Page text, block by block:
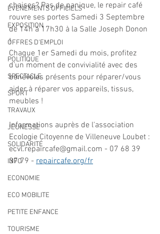
ÉVÉNEMENTS OFFICIELS
EXPOSITION
OFFRES D'EMPLOI
POLITIQUE
SPECTACLE
SPORT
TRAVAUX
JEUNESSE
SOLIDARITÉ
INFO
ECONOMIE
ECO MOBILITE
PETITE ENFANCE
TOURISME
chaises? Pas de panique, le repair café
rouvre ses portes Samedi 3 Septembre
de 14h à 17h30 à la Salle Joseph Donon
!
Chaque 1er Samedi du mois, profitez
d'un moment de convivialité avec des
bénévoles présents pour réparer/vous
aider à réparer vos appareils, tissus,
meubles !
Informations auprès de l'association
Ecologie Citoyenne de Villeneuve Loubet :
ecvl.repaircafe@gmail.com - 07 68 39
37 79 - repaircafe.org/fr